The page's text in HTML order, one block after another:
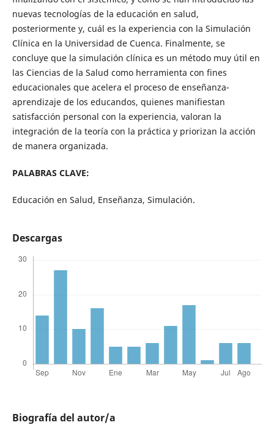
nuevas tecnologías de la educación en salud,
posteriormente y, cuál es la experiencia con la Simulación
Clínica en la Universidad de Cuenca. Finalmente, se
concluye que la simulación clínica es un método muy útil en
las Ciencias de la Salud como herramienta con fines
educacionales que acelera el proceso de enseñanza-
aprendizaje de los educandos, quienes manifiestan
satisfacción personal con la experiencia, valoran la
integración de la teoría con la práctica y priorizan la acción
de manera organizada.
PALABRAS CLAVE:
Educación en Salud, Enseñanza, Simulación.
Descargas
Biografía del autor/a